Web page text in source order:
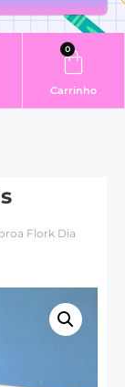
0
Carrinho
Flork Dia